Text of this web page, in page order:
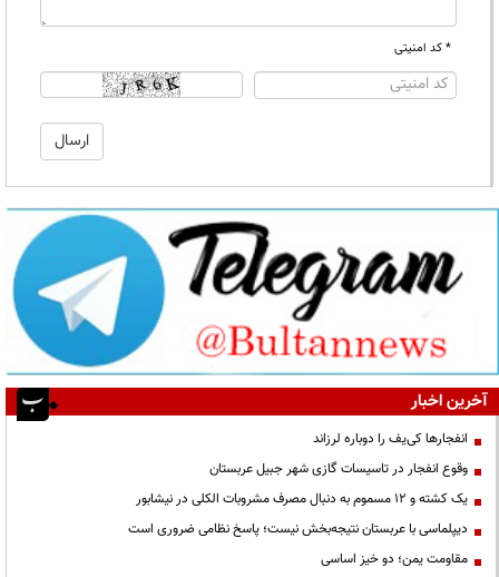
* کد امنیتی
آخرین اخبار
انفجارها کی‌یف را دوباره لرزاند
وقوع انفجار در تاسیسات گازی شهر جبیل عربستان
یک کشته و ۱۲ مسموم به دنبال مصرف مشروبات الکلی در نیشابور
دیپلماسی با عربستان نتیجه‌بخش نیست؛ پاسخ نظامی ضروری است
مقاومت یمن؛ دو خیز اساسی